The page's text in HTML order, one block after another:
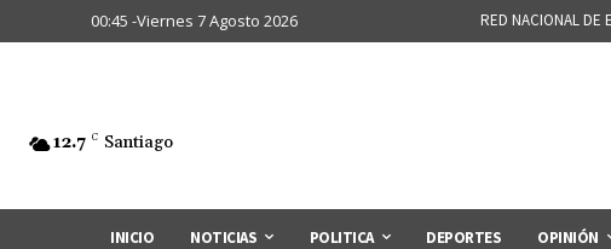
00:45 -Viernes 7 Agosto 2026 RED NACIONAL DE
12.7 C Santiago
INICIO NOTICIAS POLITICA DEPORTES OPINIÓN